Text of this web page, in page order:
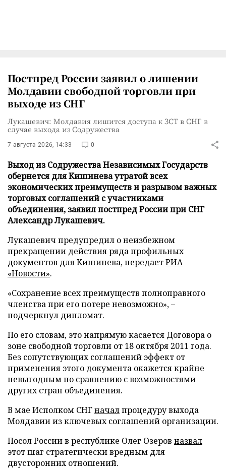
Постпред России заявил о лишении
Молдавии свободной торговли при
выходе из СНГ
Лукашевич: Молдавия лишится доступа к ЗСТ в СНГ в
случае выхода из Содружества
7 августа 2026, 14:33 0
Выход из Содружества Независимых Государств
обернется для Кишинева утратой всех
экономических преимуществ и разрывом важных
торговых соглашений с участниками
объединения, заявил постпред России при СНГ
Александр Лукашевич.
Лукашевич предупредил о неизбежном
прекращении действия ряда профильных
документов для Кишинева, передаетРИА
«Новости».
«Сохранение всех преимуществ полноправного
членства при его потере невозможно», –
подчеркнул дипломат.
По его словам, это напрямую касается Договора о
зоне свободной торговли от 18 октября 2011 года.
Без сопутствующих соглашений эффект от
применения этого документа окажется крайне
невыгодным по сравнению с возможностями
других стран объединения.
В мае Исполком СНГначалпроцедуру выхода
Молдавии из ключевых соглашений организации.
Посол России в республике Олег Озеров назвал
этот шаг стратегически вредным для
двусторонних отношений.